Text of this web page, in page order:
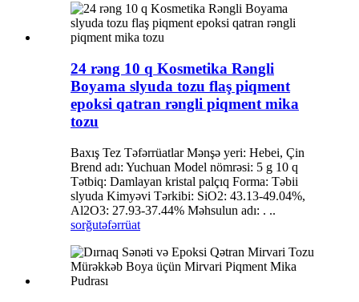
24 rəng 10 q Kosmetika Rəngli
Boyama slyuda tozu flaş piqment
epoksi qatran rəngli piqment mika
tozu
Baxış Tez Təfərrüatlar Mənşə yeri: Hebei, Çin
Brend adı: Yuchuan Model nömrəsi: 5 g 10 q
Tətbiq: Damlayan kristal palçıq Forma: Təbii
slyuda Kimyəvi Tərkibi: SiO2: 43.13-49.04%,
Al2O3: 27.93-37.44% Məhsulun adı: . ..
sorğutəfərrüat